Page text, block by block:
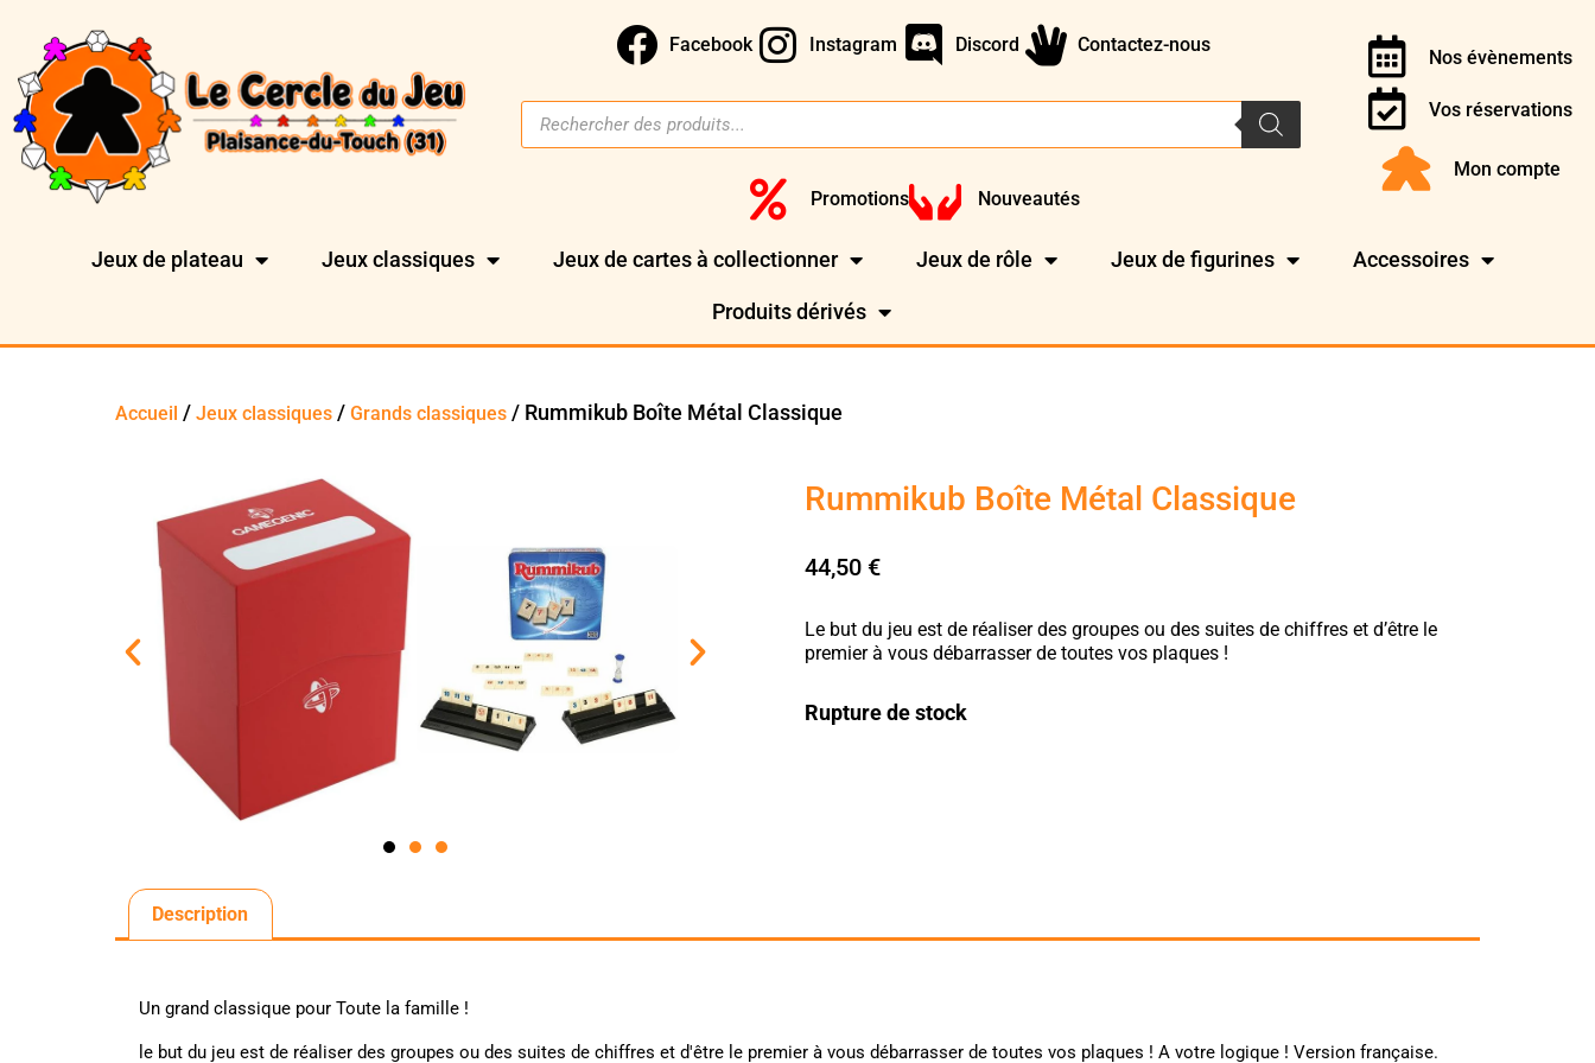
Facebook Instagram Discord Contactez-nous
Promotions Nouveautés
Nos évènements
Vos réservations
Mon compte
Jeux de plateau Jeux classiques Jeux de cartes à collectionner Jeux de rôle Jeux de figurines Accessoires
Produits dérivés
Accueil /Jeux classiques /Grands classiques / Rummikub Boîte Métal Classique
Rummikub Boîte Métal Classique
44,50 €
Le but du jeu est de réaliser des groupes ou des suites de chiffres et d’être le
premier à vous débarrasser de toutes vos plaques !
Rupture de stock
Description
Un grand classique pour Toute la famille !
le but du jeu est de réaliser des groupes ou des suites de chiffres et d'être le premier à vous débarrasser de toutes vos plaques ! A votre logique ! Version française.